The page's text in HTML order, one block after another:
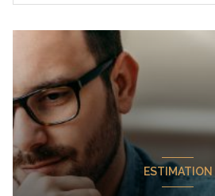
ESTIMATION